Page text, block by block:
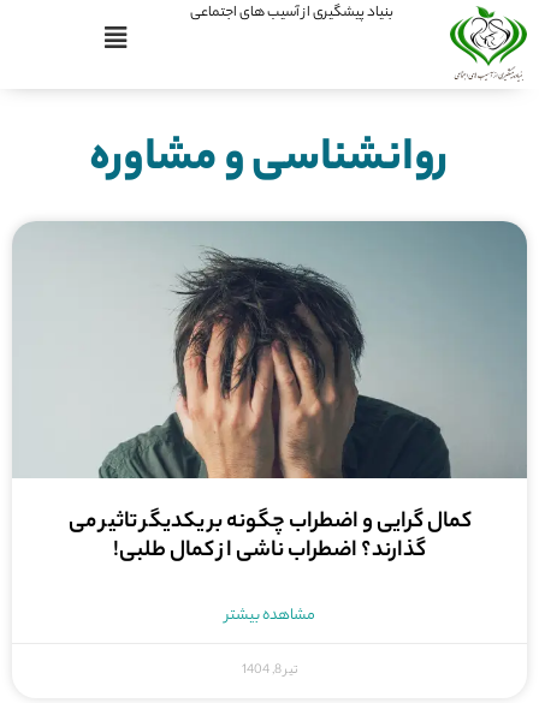
بنیاد پیشگیری از آسیب های اجتماعی
روانشناسی و مشاوره
کمال گرایی و اضطراب چگونه بر یکدیگر تاثیر می
گذارند؟ اضطراب ناشی از کمال طلبی!
مشاهده بیشتر
تیر 8, 1404